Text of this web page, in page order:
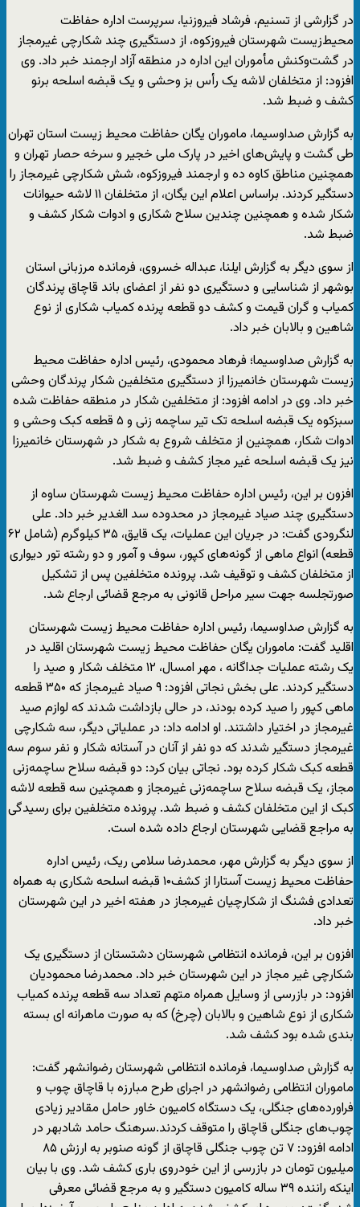
در گزارشی از تسنیم، فرشاد فیروزنیا، سرپرست اداره حفاظت
محیط‌زیست شهرستان فیروزکوه، از دستگیری چند شکارچی غیرمجاز
در گشت‌وکنش مأموران این اداره در منطقه آزاد ارجمند خبر داد. وی
افزود: از متخلفان لاشه یک رأس بز وحشی و یک قبضه اسلحه برنو
کشف و ضبط شد.
به گزارش صداوسیما، ماموران یگان حفاظت محیط زیست استان تهران
طی گشت و پایش‌های اخیر در پارک ملی خجیر و سرخه حصار تهران و
همچنین مناطق کاوه ده و ارجمند فیروزکوه، شش شکارچی غیرمجاز را
دستگیر کردند.
براساس اعلام این یگان، از متخلفان ۱۱ لاشه حیوانات
شکار شده و همچنین چندین سلاح شکاری و ادوات شکار کشف و
ضبط شد.
از سوی دیگر به گزارش ایلنا، عبداله خسروی، فرمانده مرزبانی استان
بوشهر از شناسایی و دستگیری دو نفر از اعضای باند قاچاق پرندگان
کمیاب و گران قیمت و کشف دو قطعه پرنده کمیاب شکاری از نوع
شاهین و بالابان خبر داد.
به گزارش صداوسیما؛ فرهاد محمودی، رئیس اداره حفاظت محیط
زیست شهرستان خانمیرزا از دستگیری متخلفین شکار پرندگان وحشی
خبر داد. وی در ادامه افزود: از متخلفین شکار در منطقه حفاظت شده
سبزکوه یک قبضه اسلحه تک تیر ساچمه زنی و ۵ قطعه کبک وحشی و
ادوات شکار، همچنین از متخلف شروع به شکار در شهرستان خانمیرزا
نیز یک قبضه اسلحه غیر مجاز کشف و ضبط شد.
افزون بر این، رئیس اداره حفاظت محیط زیست شهرستان ساوه از
دستگیری چند صیاد غیرمجاز در محدوده سد الغدیر خبر داد. علی
لنگرودی گفت: در جریان این عملیات، یک قایق، ۳۵ کیلوگرم (شامل ۶۲
قطعه) انواع ماهی از گونه‌های کپور، سوف و آمور و دو رشته تور دیواری
از متخلفان کشف و توقیف شد. پرونده متخلفین پس از تشکیل
صورتجلسه جهت سیر مراحل قانونی به مرجع قضائی ارجاع شد.
به گزارش صداوسیما، رئیس اداره حفاظت محیط زیست شهرستان
اقلید گفت: ماموران یگان حفاظت محیط زیست شهرستان اقلید در
یک رشته عملیات جداگانه ، مهر امسال، ۱۲ متخلف شکار و صید را
دستگیر کردند. علی بخش نجاتی افزود: ۹ صیاد غیرمجاز که ۳۵۰ قطعه
ماهی کپور را صید کرده بودند، در حالی بازداشت شدند که لوازم صید
غیرمجاز در اختیار داشتند. او ادامه داد: در عملیاتی دیگر، سه شکارچی
غیرمجاز دستگیر شدند که دو نفر از آنان در آستانه شکار و نفر سوم سه
قطعه کبک شکار کرده بود. نجاتی بیان کرد: دو قبضه سلاح ساچمه‌زنی
مجاز، یک قبضه سلاح ساچمه‌زنی غیرمجاز و همچنین سه قطعه لاشه
کبک از این متخلفان کشف و ضبط شد. پرونده متخلفین برای رسیدگی
به مراجع قضایی شهرستان ارجاع داده شده است.
از سوی دیگر به گزارش مهر، محمدرضا سلامی ریک، رئیس اداره
حفاظت محیط زیست آستارا از کشف۱۰ قبضه اسلحه شکاری به همراه
تعدادی فشنگ از شکارچیان غیرمجاز در هفته اخیر در این شهرستان
خبر داد.
افزون بر این، فرمانده انتظامی شهرستان دشتستان از دستگیری یک
شکارچی غیر مجاز در این شهرستان خبر داد. محمدرضا محمودیان
افزود: در بازرسی از وسایل همراه متهم تعداد سه قطعه پرنده کمیاب
شکاری از نوع شاهین و بالابان (چرخ) که به صورت ماهرانه ای بسته
بندی شده بود کشف شد.
به گزارش صداوسیما، فرمانده انتظامی شهرستان رضوانشهر گفت:
ماموران انتظامی رضوانشهر در اجرای طرح مبارزه با قاچاق چوب و
فراورده‌های جنگلی، یک دستگاه کامیون خاور حامل مقادیر زیادی
چوب‌های جنگلی قاچاق را متوقف کردند.سرهنگ حامد شادبهر در
ادامه افزود: ۷ تن چوب جنگلی قاچاق از گونه صنوبر به ارزش ۸۵
میلیون تومان در بازرسی از این خودروی باری کشف شد. وی با بیان
اینکه راننده ۳۹ ساله کامیون دستگیر و به مرجع قضائی معرفی